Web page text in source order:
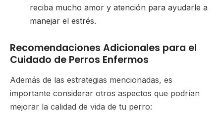
reciba mucho amor y atención para ayudarle a
manejar el estrés.
Recomendaciones Adicionales para el
Cuidado de Perros Enfermos
Además de las estrategias mencionadas, es
importante considerar otros aspectos que podrían
mejorar la calidad de vida de tu perro: